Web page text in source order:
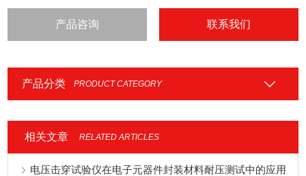
产品咨询 联系我们
产品分类 PRODUCT CATEGORY
相关文章 RELATED ARTICLES
电压击穿试验仪在电子元器件封装材料耐压测试中的应用